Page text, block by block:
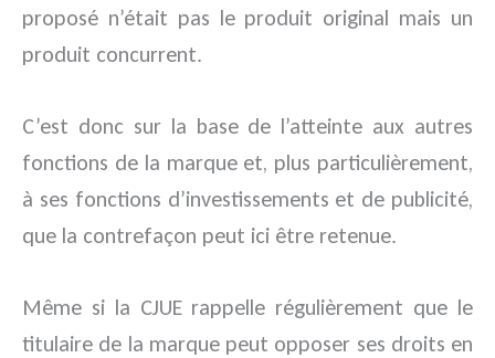
proposé n’était pas le produit original mais un
produit concurrent.
C’est donc sur la base de l’atteinte aux autres
fonctions de la marque et, plus particulièrement,
à ses fonctions d’investissements et de publicité,
que la contrefaçon peut ici être retenue.
Même si la CJUE rappelle régulièrement que le
titulaire de la marque peut opposer ses droits en